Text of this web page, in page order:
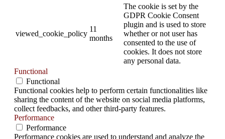
viewed_cookie_policy
11
months
The cookie is set by the
GDPR Cookie Consent
plugin and is used to store
whether or not user has
consented to the use of
cookies. It does not store
any personal data.
Functional
Functional
Functional cookies help to perform certain functionalities like
sharing the content of the website on social media platforms,
collect feedbacks, and other third-party features.
Performance
Performance
Performance cookies are used to understand and analyze the